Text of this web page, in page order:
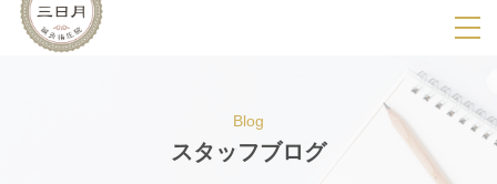
SPメニ
ー
展
Blog
スタッフブログ